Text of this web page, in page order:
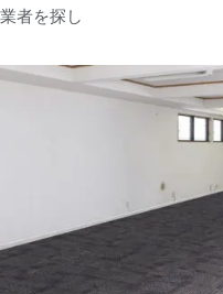
業者を探し